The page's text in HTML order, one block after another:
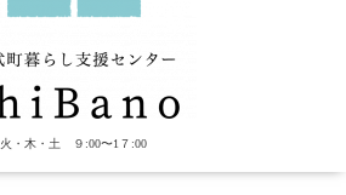
火・木・土 ９:00〜1７:00